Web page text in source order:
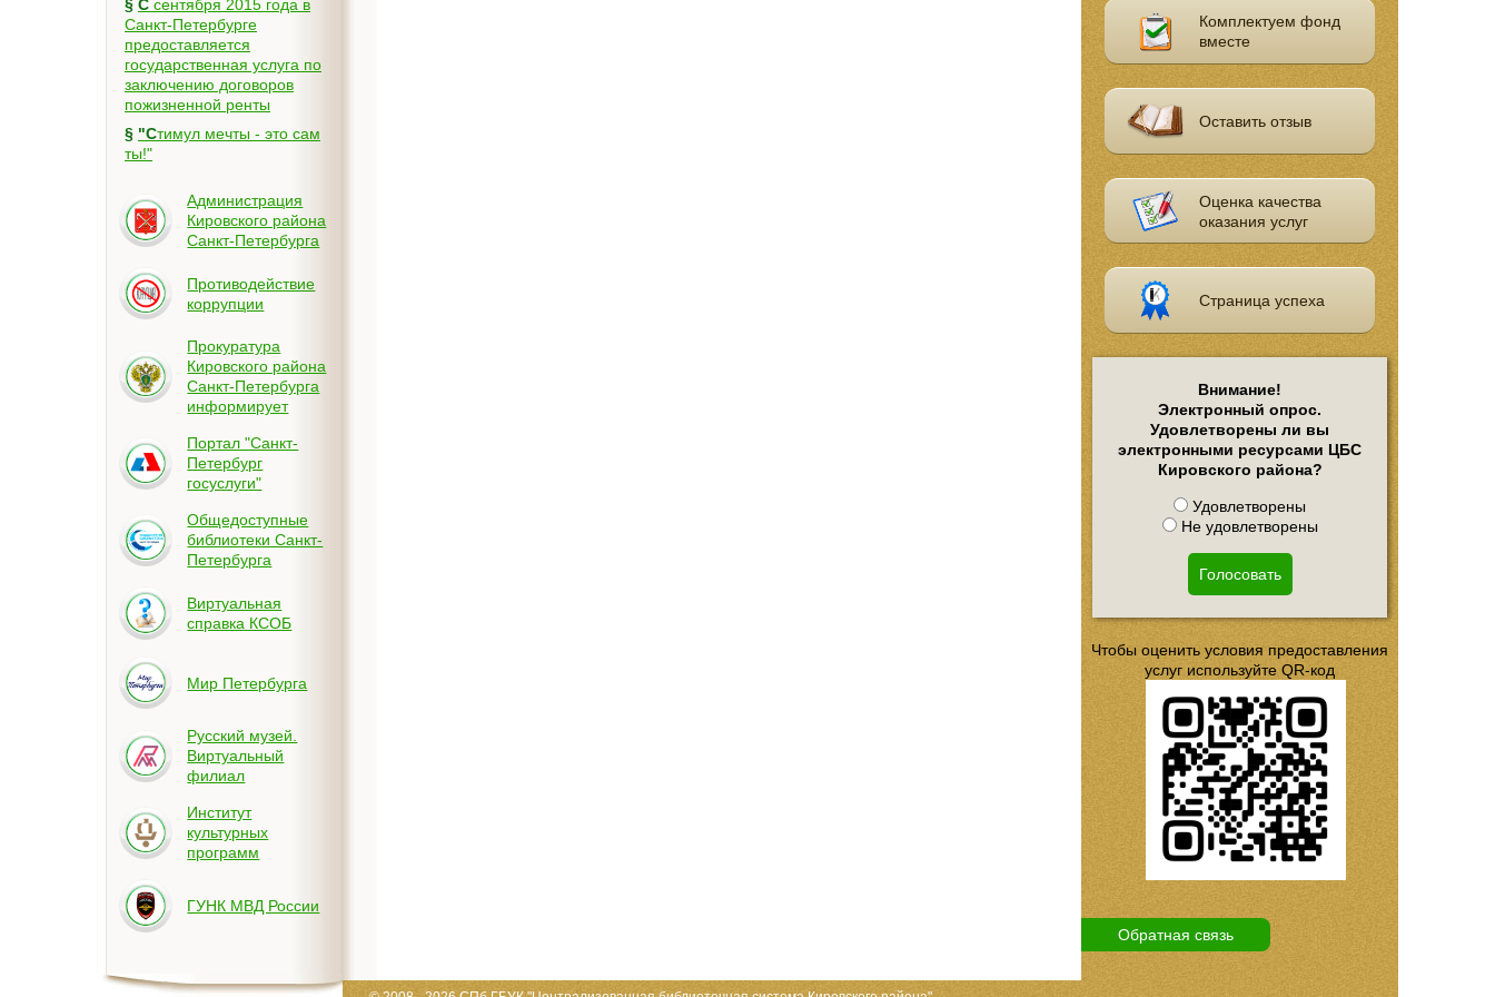
§ С сентября 2015 года в
Санкт-Петербурге
предоставляется
государственная услуга по
заключению договоров
пожизненной ренты
§ "Стимул мечты - это сам
ты!"
Администрация
Кировского района
Санкт-Петербурга
Противодействие
коррупции
Прокуратура
Кировского района
Санкт-Петербурга
информирует
Портал "Санкт-
Петербург
госуслуги"
Общедоступные
библиотеки Санкт-
Петербурга
Виртуальная
справка КСОБ
Мир Петербурга
Русский музей.
Виртуальный
филиал
Институт
культурных
программ
ГУНК МВД России
Комплектуем фонд
вместе
Оставить отзыв
Оценка качества
оказания услуг
Страница успеха
Внимание!
Электронный опрос.
Удовлетворены ли вы
электронными ресурсами ЦБС
Кировского района?
Удовлетворены
Не удовлетворены
Голосовать
Чтобы оценить условия предоставления
услуг используйте QR-код
Обратная связь